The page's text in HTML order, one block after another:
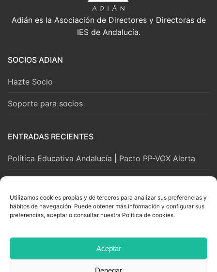
Utilizamos cookies propias y de terceros para analizar sus preferencias y
hábitos de navegación. Puede obtener más información y configurar sus
preferencias, aceptar o consultar nuestra Política de cookies.
Aceptar
Denegar
Adián es la Asociación de Directores y Directoras de
IES de Andalucía.
SOCIOS ADIAN
Hazte Socio
Soporte para socios
ENTRADAS RECIENTES
Política Educativa Andalucía | Pacto PP-VOX Alerta
LEGAL Y SOPORTE